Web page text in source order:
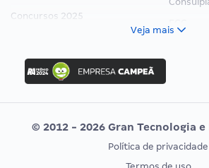
Concursos 2025
Concurso Ibama
Concurso MPU
Editais publicados
Vunesp
CONCURSOS POR PROFISSÃO EXAME
Veja mais
© 2012 - 2026 Gran Tecnologia e
Política de privacidade